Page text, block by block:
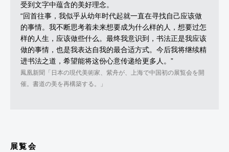
受到文字中蕴含的美好理念。
“回首往事，我似乎从幼年时代起就一直在寻找自己应该做
的事情。我不断思考着未来想要成为什么样的人，想要过怎
样的人生，应该做些什么。最终我意识到，书法正是我应该
做的事情，也是我表达自我的最合适方式。今后我将继续精
进书法之道，希望能将这份心意传递给更多人。”
鳳凰新聞「日本の現代美術家、紫舟が、上海で中国初の展覧会を開
催。書道の美を再構築する。」
展覧会